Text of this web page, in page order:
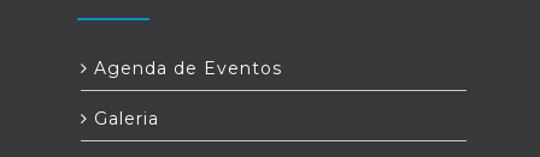
Agenda de Eventos
Galeria